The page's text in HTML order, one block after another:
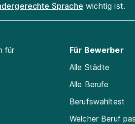
Sprache wichtig ist.
für
Für Bewerber
Alle Städte
Alle Berufe
Berufswahltest
Welcher Beruf